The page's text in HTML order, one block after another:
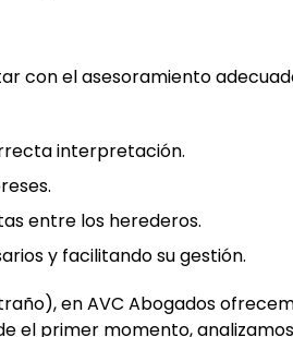
con el asesoramiento
interpretación.
entre los herederos.
y facilitando su gestión.
en AVC Abogados
el primer momento,